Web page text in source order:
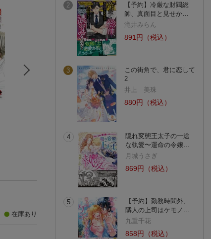
敏腕CEOの愛は重す
ぎる!?〜逃れられない
プロポーズ〜
長谷河樹衣
義弟はイジワル
在庫あり
2
【予約】冷厳な財閥総
帥、真面目と見せか…
滝井みらん
891円（税込）
3
この街角で、君に恋して
2
井上 美珠
880円（税込）
4
隠れ変態王太子の一途
な執愛〜運命の令嬢…
月城うさぎ
869円（税込）
5
【予約】勤務時間外、
隣人の上司はケモノ…
九重千花
858円（税込）